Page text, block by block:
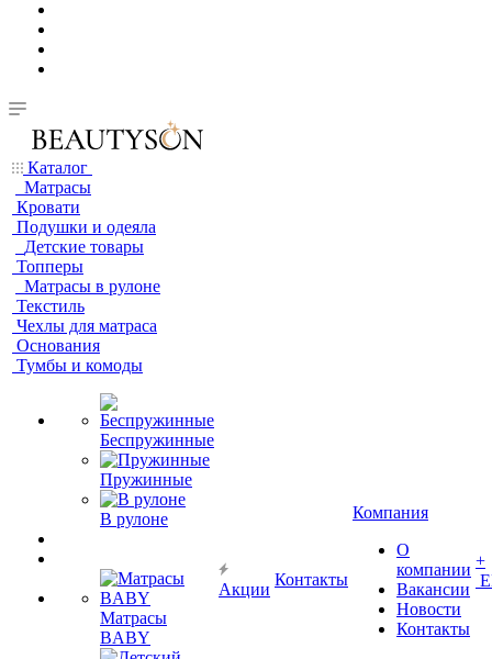
Каталог
Матрасы
Кровати
Подушки и одеяла
Детские товары
Топперы
Матрасы в рулоне
Текстиль
Чехлы для матраса
Основания
Тумбы и комоды
Беспружинные
Пружинные
В рулоне
Матрасы
BABY
Акции
Контакты
Компания
О
компании
Вакансии
Новости
Контакты
+